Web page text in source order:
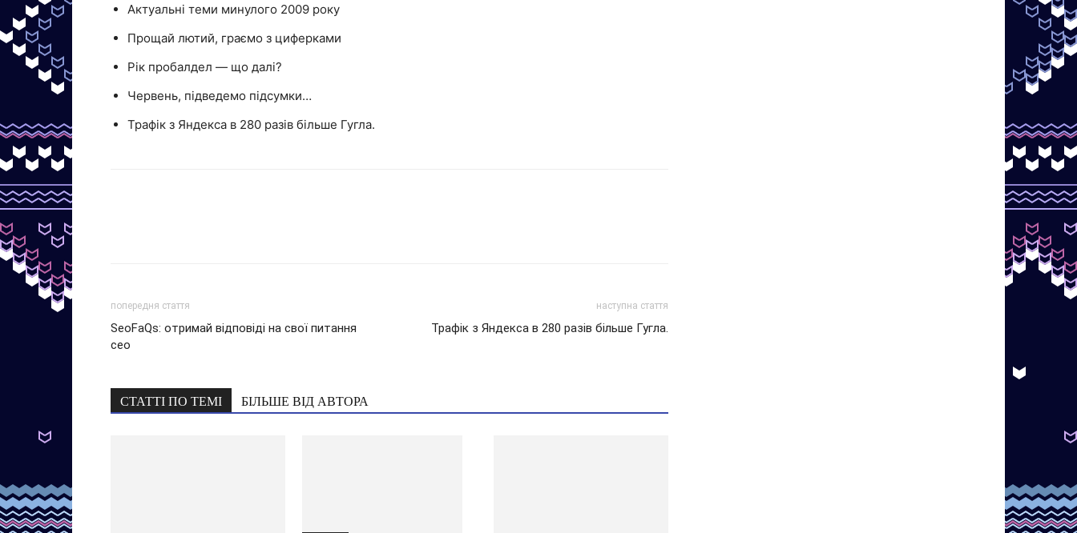
Актуальні теми минулого 2009 року
Прощай лютий, граємо з циферками
Рік пробалдел — що далі?
Червень, підведемо підсумки…
Трафік з Яндекса в 280 разів більше Гугла.
попередня стаття
SeoFaQs: отримай відповіді на свої питання
сео
наступна стаття
Трафік з Яндекса в 280 разів більше Гугла.
СТАТТІ ПО ТЕМІ БІЛЬШЕ ВІД АВТОРА